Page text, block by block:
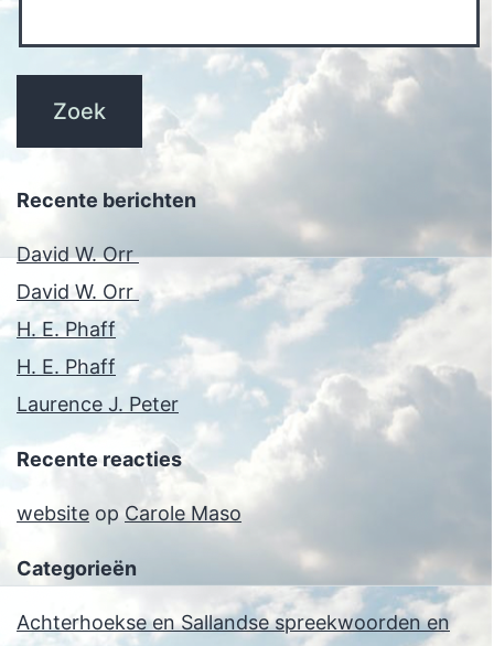
Recente berichten
David W. Orr
David W. Orr
H. E. Phaff
H. E. Phaff
Laurence J. Peter
Recente reacties
website op Carole Maso
Categorieën
Achterhoekse en Sallandse spreekwoorden en